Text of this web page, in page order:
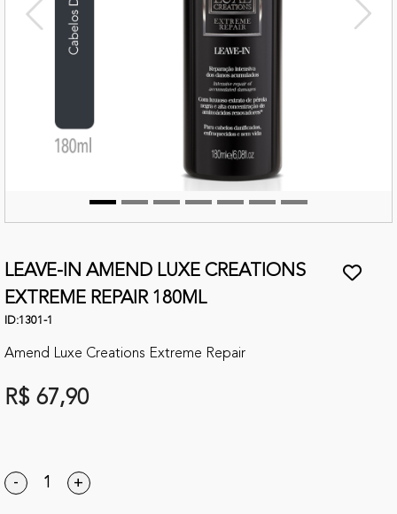
LEAVE-IN AMEND LUXE CREATIONS
EXTREME REPAIR 180ML
ID:1301-1
Amend Luxe Creations Extreme Repair
R$ 67,90
- +